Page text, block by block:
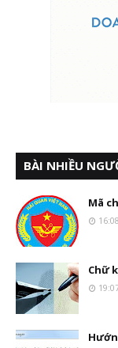
BÀI NHIỀU
Mã
16:08
Chữ